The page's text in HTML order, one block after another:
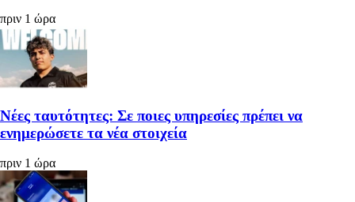
πριν 1 ώρα
Νέες ταυτότητες: Σε ποιες υπηρεσίες πρέπει να
ενημερώσετε τα νέα στοιχεία
πριν 1 ώρα